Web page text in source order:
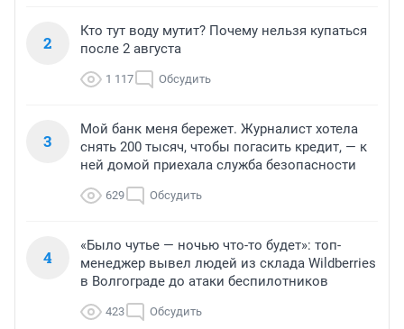
2
Кто тут воду мутит? Почему нельзя купаться
после 2 августа
1 117 Обсудить
3
Мой банк меня бережет. Журналист хотела
снять 200 тысяч, чтобы погасить кредит, — к
ней домой приехала служба безопасности
629 Обсудить
4
«Было чутье — ночью что-то будет»: топ-
менеджер вывел людей из склада Wildberries
в Волгограде до атаки беспилотников
423 Обсудить